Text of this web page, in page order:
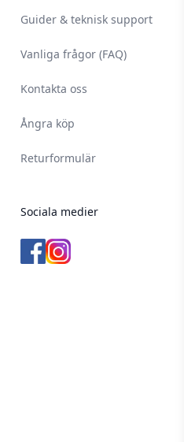
Guider & teknisk support
Vanliga frågor (FAQ)
Kontakta oss
Ångra köp
Returformulär
Sociala medier